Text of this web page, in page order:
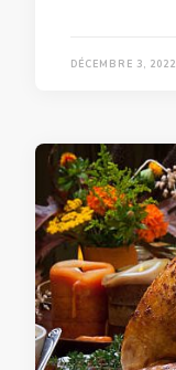
DÉCEMBRE 3, 2022